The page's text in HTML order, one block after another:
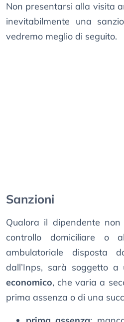
Non presentarsi alla visita
inevitabilmente una
vedremo meglio di seguito.
Sanzioni
Qualora il dipendente
controllo domiciliare o
ambulatoriale disposta
dall’Inps, sarà soggetto a
economico, che varia a
prima assenza o di una